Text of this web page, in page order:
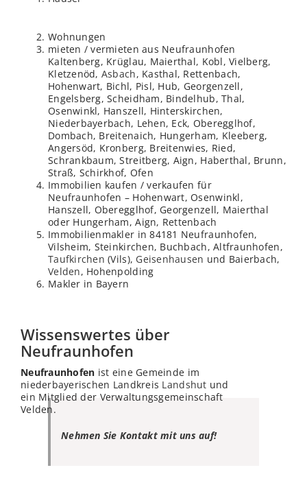
Wohnungen
mieten / vermieten aus Neufraunhofen
Kaltenberg, Krüglau, Maierthal, Kobl, Vielberg,
Kletzenöd, Asbach, Kasthal, Rettenbach,
Hohenwart, Bichl, Pisl, Hub, Georgenzell,
Engelsberg, Scheidham, Bindelhub, Thal,
Osenwinkl, Hanszell, Hinterskirchen,
Niederbayerbach, Lehen, Eck, Oberegglhof,
Dombach, Breitenaich, Hungerham, Kleeberg,
Angersöd, Kronberg, Breitenwies, Ried,
Schrankbaum, Streitberg, Aign, Haberthal, Brunn,
Straß, Schirkhof, Ofen
Immobilien kaufen / verkaufen für
Neufraunhofen – Hohenwart, Osenwinkl,
Hanszell, Oberegglhof, Georgenzell, Maierthal
oder Hungerham, Aign, Rettenbach
Immobilienmakler in 84181 Neufraunhofen,
Vilsheim, Steinkirchen, Buchbach, Altfraunhofen,
Taufkirchen (Vils), Geisenhausen und Baierbach,
Velden, Hohenpolding
Makler in Bayern
Wissenswertes über
Neufraunhofen
Neufraunhofen ist eine Gemeinde im
niederbayerischen Landkreis Landshut und
ein Mitglied der Verwaltungsgemeinschaft
Velden.
Nehmen Sie Kontakt mit uns auf!